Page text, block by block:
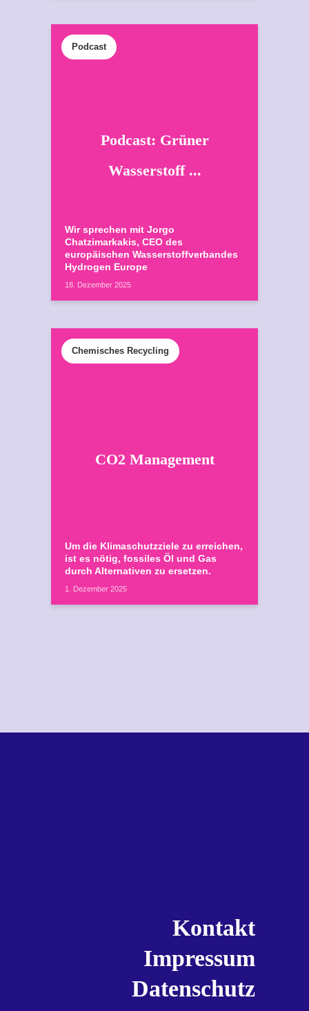
Podcast
Podcast: Grüner
Wasserstoff ...
Wir sprechen mit Jorgo
Chatzimarkakis, CEO des
europäischen Wasserstoffverbandes
Hydrogen Europe
18. Dezember 2025
Chemisches Recycling
CO2 Management
Um die Klimaschutzziele zu erreichen,
ist es nötig, fossiles Öl und Gas
durch Alternativen zu ersetzen.
1. Dezember 2025
Kontakt
Impressum
Datenschutz